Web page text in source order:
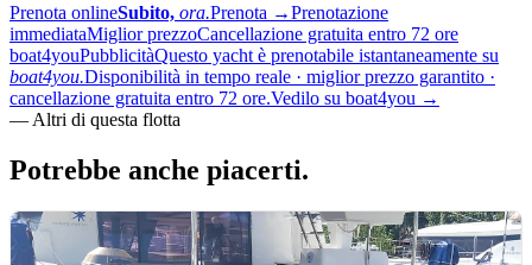
Prenota onlineSubito, ora.Prenota →Prenotazione
immediataMiglior prezzoCancellazione gratuita entro 72 ore
boat4youPubblicitàQuesto yacht è prenotabile istantaneamente su
boat4you.Disponibilità in tempo reale · miglior prezzo garantito ·
cancellazione gratuita entro 72 ore.Vedilo su boat4you →
— Altri di questa flotta
Potrebbe anche piacerti.